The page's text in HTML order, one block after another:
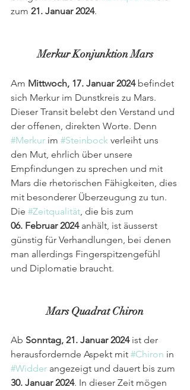
zum 21. Januar 2024.
Merkur Konjunktion Mars
Am Mittwoch, 17. Januar 2024 befindet
sich Merkur im Dunstkreis zu Mars.
Dieser Transit belebt den Verstand und
der offenen, direkten Worte. Denn
#Merkur im #Steinbock verleiht uns
den Mut, ehrlich über unsere
Empfindungen zu sprechen und mit
Mars die rhetorischen Fähigkeiten, dies
mit besonderer Überzeugung zu tun.
Die #Zeitqualität , die bis zum
06. Februar 2024 anhält, ist äusserst
günstig für Verhandlungen, bei denen
man allerdings Fingerspitzengefühl
und Diplomatie braucht.
Mars Quadrat Chiron
Ab Sonntag, 21. Januar 2024 ist der
herausfordernde Aspekt mit #Chiron in
#Widder angezeigt und dauert bis zum
30. Januar 2024. In dieser Zeit mögen